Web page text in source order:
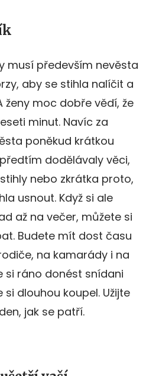
musí především nevěsta
aby se stihla nalíčit a
ženy moc dobře vědí, že
minut. Navíc za
poněkud krátkou
dodělávaly věci,
nebo zkrátka proto,
usnout. Když si ale
až na večer, můžete si
Budete mít dost času
na kamarády i na
si ráno donést snídani
dlouhou koupel. Užijte
jak se patří.